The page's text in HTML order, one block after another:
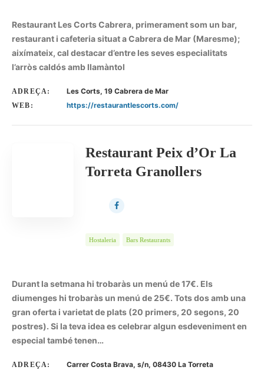
Restaurant Les Corts Cabrera, primerament som un bar,
restaurant i cafeteria situat a Cabrera de Mar (Maresme);
aixímateix, cal destacar d’entre les seves especialitats
l’arròs caldós amb llamàntol
ADREÇA: Les Corts, 19 Cabrera de Mar
WEB: https://restaurantlescorts.com/
Restaurant Peix d’Or La
Torreta Granollers
Hostaleria Bars Restaurants
Durant la setmana hi trobaràs un menú de 17€. Els
diumenges hi trobaràs un menú de 25€. Tots dos amb una
gran oferta i varietat de plats (20 primers, 20 segons, 20
postres). Si la teva idea es celebrar algun esdeveniment en
especial també tenen…
ADREÇA: Carrer Costa Brava, s/n, 08430 La Torreta